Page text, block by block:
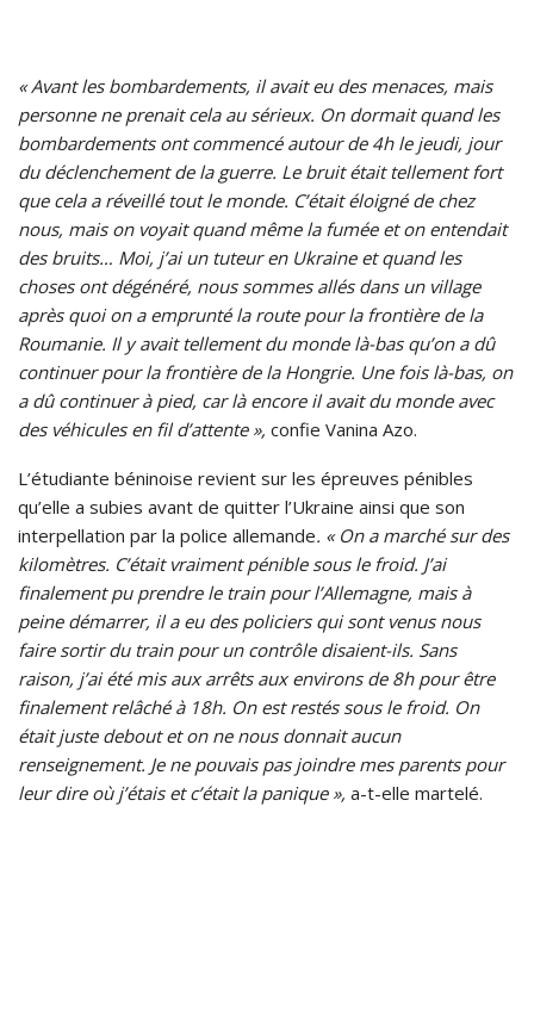
« Avant les bombardements, il avait eu des menaces, mais
personne ne prenait cela au sérieux. On dormait quand les
bombardements ont commencé autour de 4h le jeudi, jour
du déclenchement de la guerre. Le bruit était tellement fort
que cela a réveillé tout le monde. C’était éloigné de chez
nous, mais on voyait quand même la fumée et on entendait
des bruits… Moi, j’ai un tuteur en Ukraine et quand les
choses ont dégénéré, nous sommes allés dans un village
après quoi on a emprunté la route pour la frontière de la
Roumanie. Il y avait tellement du monde là-bas qu’on a dû
continuer pour la frontière de la Hongrie. Une fois là-bas, on
a dû continuer à pied, car là encore il avait du monde avec
des véhicules en fil d’attente », confie Vanina Azo.
L’étudiante béninoise revient sur les épreuves pénibles
qu’elle a subies avant de quitter l’Ukraine ainsi que son
interpellation par la police allemande. « On a marché sur des
kilomètres. C’était vraiment pénible sous le froid. J’ai
finalement pu prendre le train pour l’Allemagne, mais à
peine démarrer, il a eu des policiers qui sont venus nous
faire sortir du train pour un contrôle disaient-ils. Sans
raison, j’ai été mis aux arrêts aux environs de 8h pour être
finalement relâché à 18h. On est restés sous le froid. On
était juste debout et on ne nous donnait aucun
renseignement. Je ne pouvais pas joindre mes parents pour
leur dire où j’étais et c’était la panique », a-t-elle martelé.